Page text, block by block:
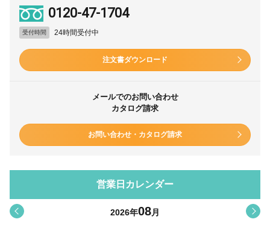
0120-47-1704
受付時間 24時間受付中
注文書ダウンロード
メールでのお問い合わせ
カタログ請求
お問い合わせ・カタログ請求
営業日カレンダー
< 2026年08月